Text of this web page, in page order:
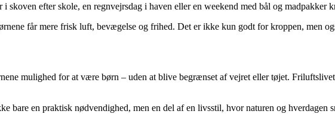
skoven efter skole, en regnvejrsdag i haven eller en weekend med bål og
får mere frisk luft, bevægelse og frihed. Det er ikke kun godt for kroppen, men
mulighed for at være børn – uden at blive begrænset af vejret eller tøjet.
en praktisk nødvendighed, men en del af en livsstil, hvor naturen og hverdagen